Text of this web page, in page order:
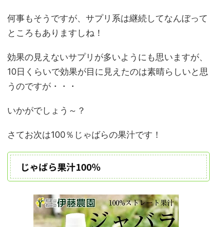
何事もそうですが、サプリ系は継続してなんぼって
ところもありますしね！
効果の見えないサプリが多いようにも思いますが、
10日くらいで効果が目に見えたのは素晴らしいと思
うのですが・・・
いかがでしょう～？
さてお次は100％じゃばらの果汁です！
じゃばら果汁100％